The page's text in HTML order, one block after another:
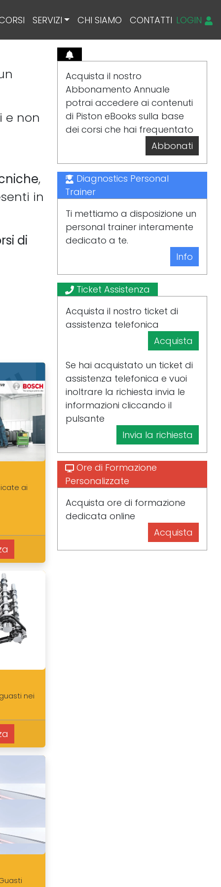
SERVIZI CHI SIAMO CONTATTI LOGIN
e non
,
in
di
ai
nei
Acquista il nostro
Abbonamento Annuale
potrai accedere ai contenuti
di Piston eBooks sulla base
dei corsi che hai frequentato
Abbonati
Diagnostics Personal
Trainer
Ti mettiamo a disposizione un
personal trainer interamente
dedicato a te.
Info
Ticket Assistenza
Acquista il nostro ticket di
assistenza telefonica
Acquista
Se hai acquistato un ticket di
assistenza telefonica e vuoi
inoltrare la richiesta invia le
informazioni cliccando il
pulsante
Invia la richiesta
Ore di Formazione
Personalizzate
Acquista ore di formazione
dedicata online
Acquista